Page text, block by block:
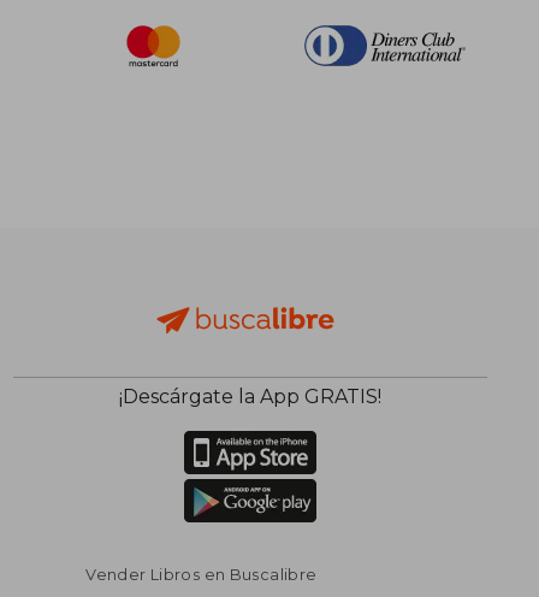
¡Descárgate la App GRATIS!
Vender Libros en Buscalibre